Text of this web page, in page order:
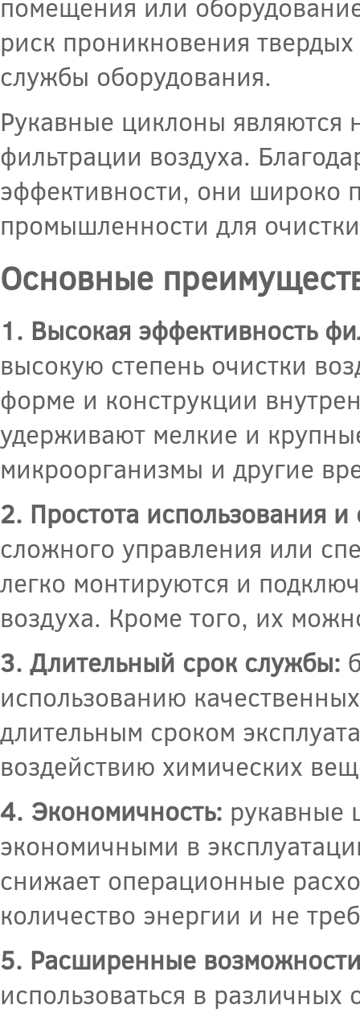
помещения или
риск проникновения
службы оборудования.
Рукавные циклоны
фильтрации воздуха.
эффективности, они широко
промышленности для
Основные
1. Высокая эффективность
высокую степень очистки
форме и конструкции
удерживают мелкие и
микроорганизмы и другие
2. Простота использования
сложного управления или
легко монтируются и
воздуха. Кроме того, их
3. Длительный срок службы:
использованию
длительным сроком
воздействию химических
4. Экономичность: рукавные
экономичными в
снижает операционные
количество энергии и не
5. Расширенные
использоваться в